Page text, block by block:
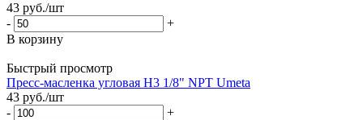
43 руб./шт
-
+
В корзину
Быстрый просмотр
Пресс-масленка угловая H3 1/8" NPT Umeta
43 руб./шт
-
+